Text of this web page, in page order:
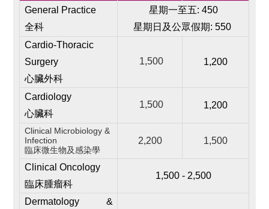
General Practice
全科
星期一至五: 450
星期日及公眾假期: 550
Cardio-Thoracic
Surgery
心臟外科
1,500 1,200
Cardiology
心臟科
1,500 1,200
Clinical Microbiology &
Infection
臨床微生物及感染學
2,200 1,500
Clinical Oncology
臨床腫瘤科
1,500 - 2,500
Dermatology &